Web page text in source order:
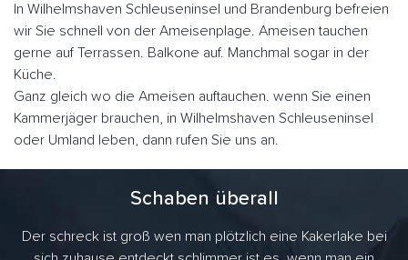
In Wilhelmshaven Schleuseninsel und Brandenburg befreien
wir Sie schnell von der Ameisenplage. Ameisen tauchen
gerne auf Terrassen. Balkone auf. Manchmal sogar in der
Küche.
Ganz gleich wo die Ameisen auftauchen. wenn Sie einen
Kammerjäger brauchen, in Wilhelmshaven Schleuseninsel
oder Umland leben, dann rufen Sie uns an.
Schaben überall
Der schreck ist groß wen man plötzlich eine Kakerlake bei